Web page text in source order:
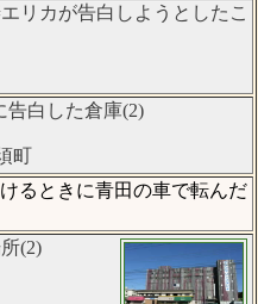
リカが告白しようとしたこ
告白した倉庫(2)
町
るときに青田の車で転んだ
(2)